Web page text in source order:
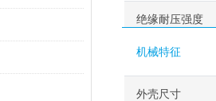
绝缘耐压强度
机械特征
外壳尺寸